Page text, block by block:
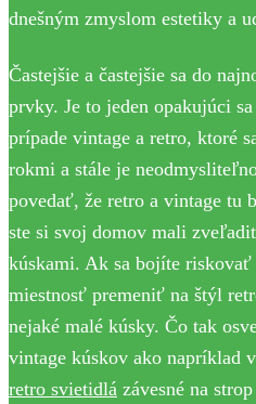
dnešným zmyslom estetiky a
Častejšie a častejšie sa do
prvky. Je to jeden opakujúci
prípade vintage a retro, ktoré
rokmi a stále je
povedať, že retro a vintage tu
ste si svoj domov mali
kúskami. Ak sa bojíte riskovať
miestnosť premeniť na štýl
nejaké malé kúsky. Čo tak
vintage kúskov ako napríklad
retro svietidlá závesné na